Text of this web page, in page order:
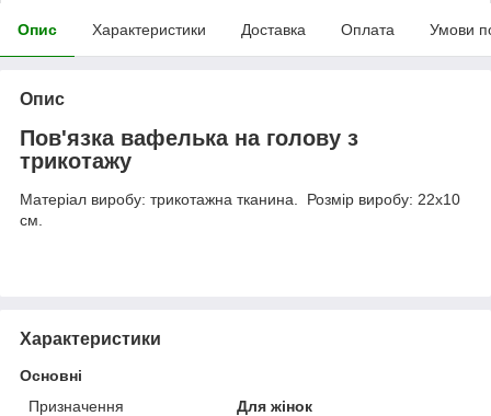
Опис Характеристики Доставка Оплата Умови
Опис
Пов'язка вафелька на голову з
трикотажу
Матеріал виробу: трикотажна тканина. Розмір виробу: 22х10
см.
Характеристики
Основні
Призначення
Для жінок